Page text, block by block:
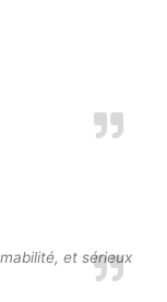
et sérieux